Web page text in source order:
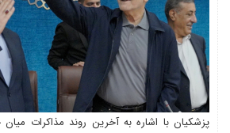
پزشکیان با اشاره به آخرین روند مذاکرات